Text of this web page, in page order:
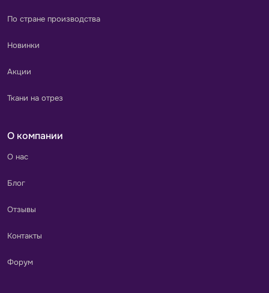
По стране производства
Новинки
Акции
Ткани на отрез
О компании
О нас
Блог
Отзывы
Контакты
Форум